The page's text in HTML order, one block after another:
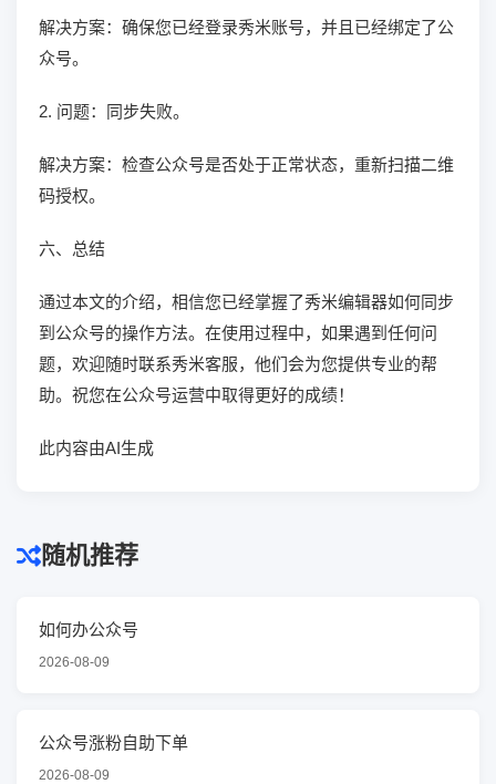
解决方案：确保您已经登录秀米账号，并且已经绑定了公
众号。
2. 问题：同步失败。
解决方案：检查公众号是否处于正常状态，重新扫描二维
码授权。
六、总结
通过本文的介绍，相信您已经掌握了秀米编辑器如何同步
到公众号的操作方法。在使用过程中，如果遇到任何问
题，欢迎随时联系秀米客服，他们会为您提供专业的帮
助。祝您在公众号运营中取得更好的成绩！
此内容由AI生成
随机推荐
如何办公众号
2026-08-09
公众号涨粉自助下单
2026-08-09